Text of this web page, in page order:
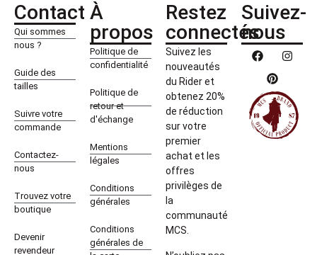
Contact
Qui sommes
nous ?
Guide des
tailles
Suivre votre
commande
Contactez-
nous
Trouvez votre
boutique
Devenir
revendeur
À
propos
Politique de
confidentialité
Politique de
retour et
d'échange
Mentions
légales
Conditions
générales
Conditions
générales de
Restez
connectés
Suivez les
nouveautés
du Rider et
obtenez 20%
de réduction
sur votre
premier
achat et les
offres
privilèges de
la
communauté
MCS.
Suivez-
nous